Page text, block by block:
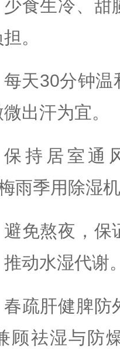
少食生冷、甜
。
每天30分钟温
出汗为宜。
保持居室通
雨季用除湿
避免熬夜，保
动水湿代谢
春疏肝健脾防
顾祛湿与防